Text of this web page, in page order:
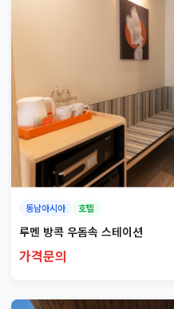
동남아시아 호텔
루멘 방콕 우돔속 스테이션
가격문의